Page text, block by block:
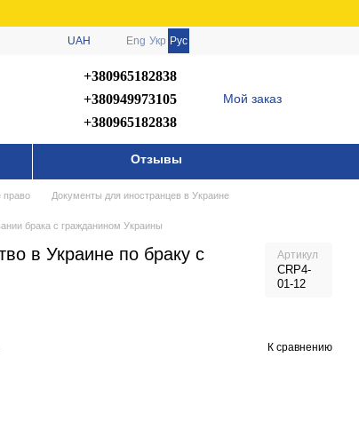
UAH Eng Укр Рус
+380965182838
+380949973105
+380965182838
Мой заказ
Отзывы
право
Документы для иностранцев в Украине
брака с гражданином Украины
в Украине по браку с
Артикул
CRP4-
01-12
К сравнению